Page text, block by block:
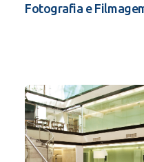
Fotografia e